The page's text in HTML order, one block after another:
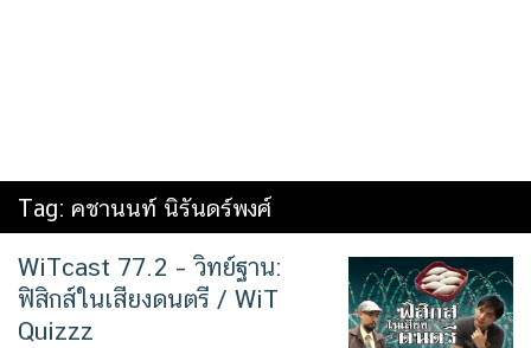
Tag: คชานนท์ นิรันดร์พงศ์
WiTcast 77.2 – วิทย์ฐาน:
ฟิสิกส์ในเสียงดนตรี / WiT
Quizzz